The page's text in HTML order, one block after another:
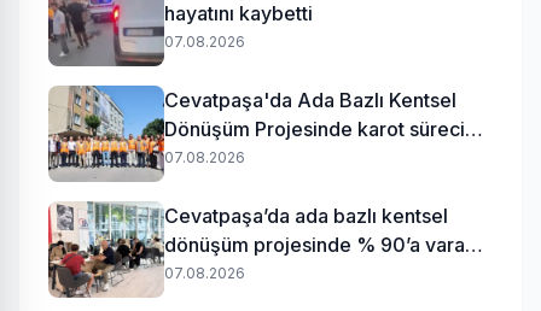
hayatını kaybetti
07.08.2026
Cevatpaşa'da Ada Bazlı Kentsel
Dönüşüm Projesinde karot süreci
başladı
07.08.2026
Cevatpaşa’da ada bazlı kentsel
dönüşüm projesinde % 90’a varan
uzlaşı
07.08.2026